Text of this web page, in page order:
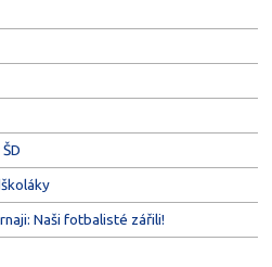
Naši fotbalisté zářili!